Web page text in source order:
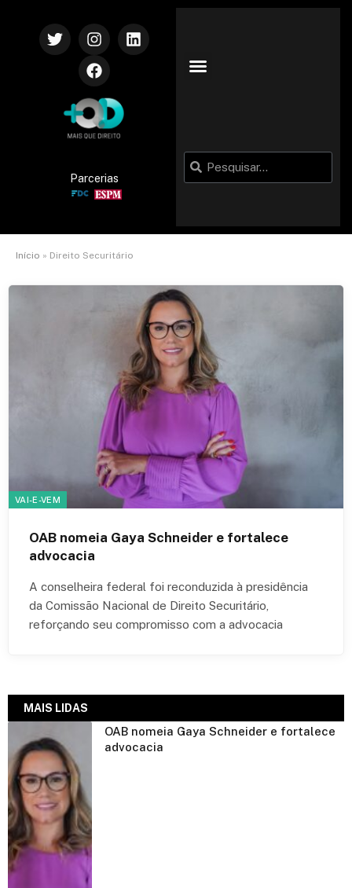
Parcerias
Início » Direito Securitário
VAI-E-VEM
OAB nomeia Gaya Schneider e fortalece
advocacia
A conselheira federal foi reconduzida à presidência
da Comissão Nacional de Direito Securitário,
reforçando seu compromisso com a advocacia
MAIS LIDAS
OAB nomeia Gaya Schneider e fortalece
advocacia